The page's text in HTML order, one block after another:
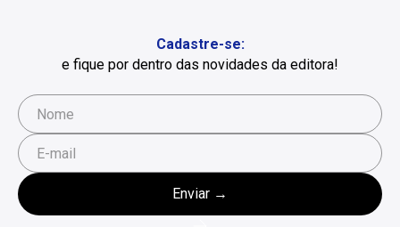
Cadastre-se:
e fique por dentro das novidades da editora!